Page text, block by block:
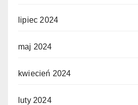
lipiec 2024
maj 2024
kwiecień 2024
luty 2024